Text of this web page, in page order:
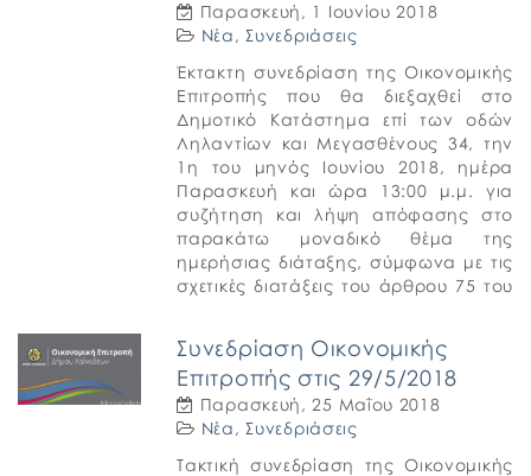
Παρασκευή, 1 Ιουνίου 2018
Νέα ,Συνεδριάσεις
Έκτακτη συνεδρίαση της Οικονομικής
Επιτροπής που θα διεξαχθεί στο
Δημοτικό Κατάστημα επί των οδών
Ληλαντίων και Μεγασθένους 34, την
1η του μηνός Ιουνίου 2018, ημέρα
Παρασκευή και ώρα 13:00 μ.μ. για
συζήτηση και λήψη απόφασης στο
παρακάτω μοναδικό θέμα της
ημερήσιας διάταξης, σύμφωνα με τις
σχετικές διατάξεις του άρθρου 75 του
Συνεδρίαση Οικονομικής
Επιτροπής στις 29/5/2018
Παρασκευή, 25 Μαΐου 2018
Νέα ,Συνεδριάσεις
Τακτική συνεδρίαση της Οικονομικής